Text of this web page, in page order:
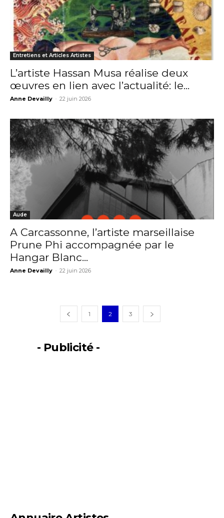
* Champ obligatoire
Entretiens et Articles Artistes
L’artiste Hassan Musa réalise deux
œuvres en lien avec l’actualité: le...
Anne Devailly - 22 juin 2026
Aude
A Carcassonne, l’artiste marseillaise
Prune Phi accompagnée par le
Hangar Blanc...
Anne Devailly - 22 juin 2026
1 2 3
- Publicité -